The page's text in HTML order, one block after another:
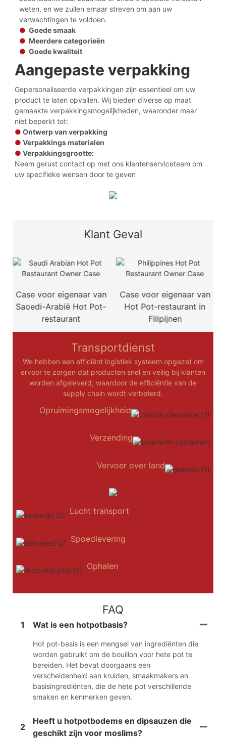
weten, en we zullen ernaar streven om aan uw
verwachtingen te voldoen.
● Goede smaak
● Meerdere categorieën
● Goede kwaliteit
Aangepaste verpakking
Gepersonaliseerde verpakkingen zijn essentieel om uw
product te laten opvallen. Wij bieden diverse op maat
gemaakte verpakkingsmogelijkheden, waaronder maar
niet beperkt tot:
●Ontwerp van verpakking
●Verpakkings materialen
●Verpakkingsgrootte:
Neem gerust contact op met ons klantenserviceteam om
uw specifieke wensen door te geven
Klant Geval
Case voor eigenaar van
Saoedi-Arabië Hot Pot-
restaurant
Case voor eigenaar van
Hot Pot-restaurant in
Filipijnen
Transportdienst
We hebben een efficiënt logistiek systeem opgezet om
ervoor te zorgen dat producten snel en veilig bij klanten
worden afgeleverd, waardoor de efficiëntie van de
supply chain wordt verbeterd.
Opruimingsmogelijkheid
Verzending
Vervoer over land
Lucht transport
Spoedlevering
Ophalen
FAQ
1 Wat is een hotpotbasis?
Hot pot-basis is een mengsel van ingrediënten die
worden gebruikt om de bouillon voor hete pot te
bereiden. Het bevat doorgaans een
verscheidenheid aan kruiden, smaakmakers en
basisingrediënten, die de hete pot verschillende
smaken en kenmerken geven.
2
Heeft u hotpotbodems en dipsauzen die
geschikt zijn voor moslims?